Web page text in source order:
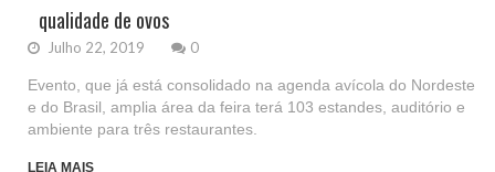
qualidade de ovos
Julho 22, 2019 0
Evento, que já está consolidado na agenda avícola do Nordeste
e do Brasil, amplia área da feira terá 103 estandes, auditório e
ambiente para três restaurantes.
LEIA MAIS